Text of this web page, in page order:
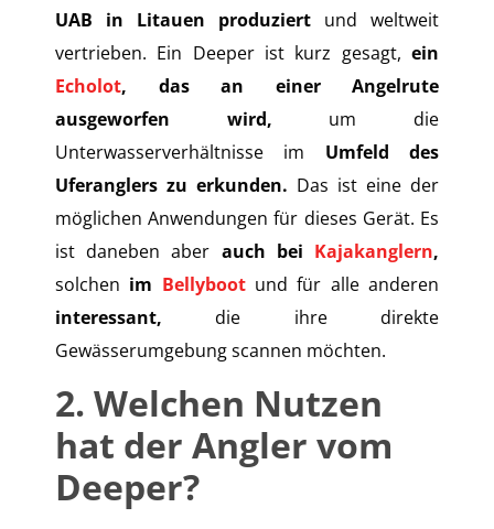
UAB in Litauen produziert und weltweit
vertrieben. Ein Deeper ist kurz gesagt, ein
Echolot, das an einer Angelrute
ausgeworfen wird, um die
Unterwasserverhältnisse im Umfeld des
Uferanglers zu erkunden. Das ist eine der
möglichen Anwendungen für dieses Gerät. Es
ist daneben aber auch bei Kajakanglern,
solchen im Bellybootund für alle anderen
interessant, die ihre direkte
Gewässerumgebung scannen möchten.
2. Welchen Nutzen
hat der Angler vom
Deeper?